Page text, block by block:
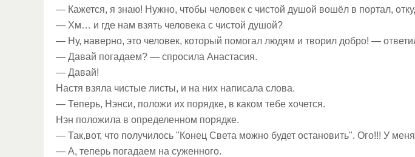
— Кажется, я знаю! Нужно, чтобы человек с чистой душой вошёл в портал,
— Хм… и где нам взять человека с чистой душой?
— Ну, наверно, это человек, который помогал людям и творил добро! —
— Давай погадаем? — спросила Анастасия.
— Давай!
Настя взяла чистые листы, и на них написала слова.
— Теперь, Нэнси, положи их порядке, в каком тебе хочется.
Нэн положила в определенном порядке.
— Так,вот, что получилось "Конец Света можно будет остановить". Ого!!! У
— А, теперь погадаем на суженного.